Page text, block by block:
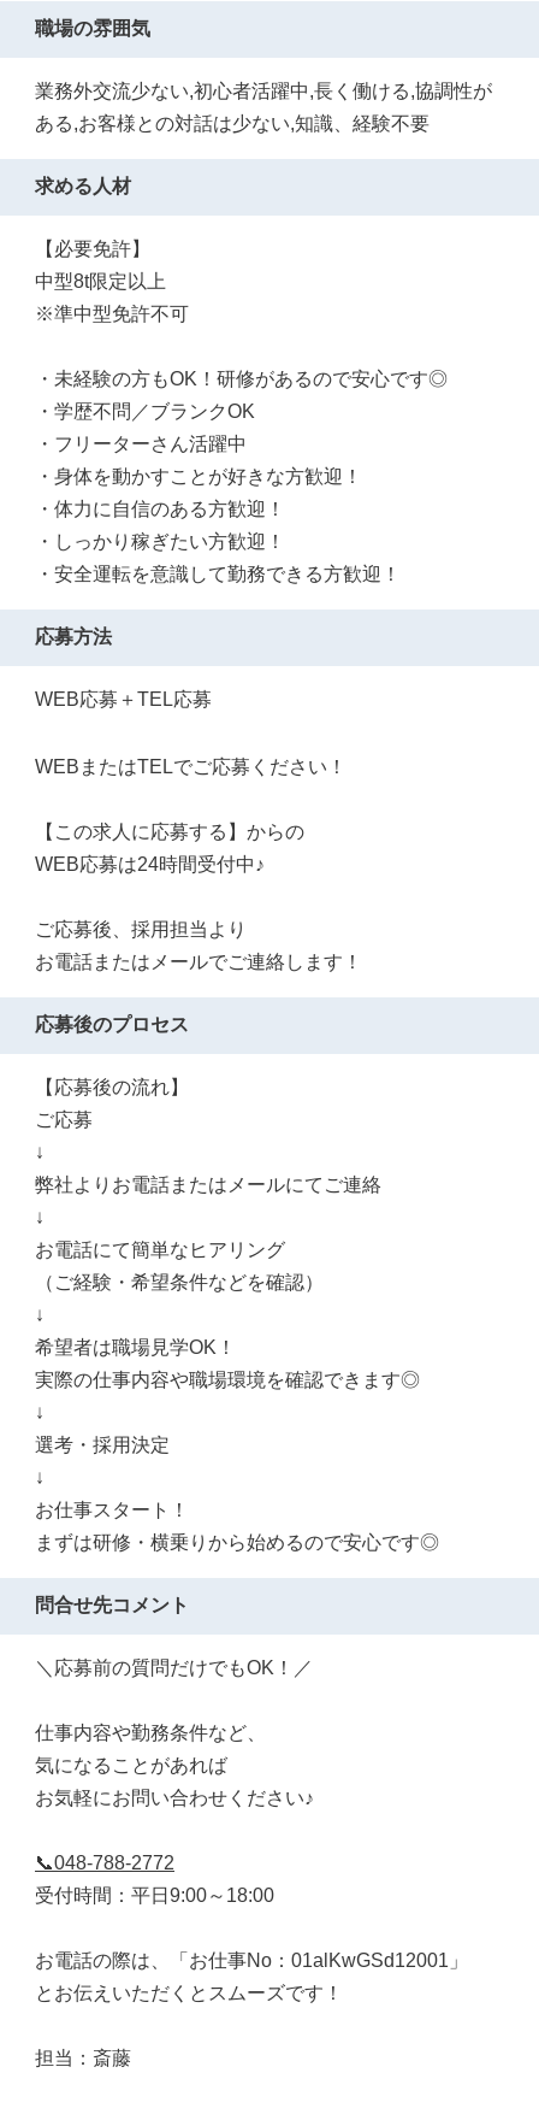
職場の雰囲気
業務外交流少ない,初心者活躍中,長く働ける,協調性が
ある,お客様との対話は少ない,知識、経験不要
求める人材
【必要免許】
中型8t限定以上
※準中型免許不可
・未経験の方もOK！研修があるので安心です◎
・学歴不問／ブランクOK
・フリーターさん活躍中
・身体を動かすことが好きな方歓迎！
・体力に自信のある方歓迎！
・しっかり稼ぎたい方歓迎！
・安全運転を意識して勤務できる方歓迎！
応募方法
WEB応募＋TEL応募
WEBまたはTELでご応募ください！
【この求人に応募する】からの
WEB応募は24時間受付中♪
ご応募後、採用担当より
お電話またはメールでご連絡します！
応募後のプロセス
【応募後の流れ】
ご応募
↓
弊社よりお電話またはメールにてご連絡
↓
お電話にて簡単なヒアリング
（ご経験・希望条件などを確認）
↓
希望者は職場見学OK！
実際の仕事内容や職場環境を確認できます◎
↓
選考・採用決定
↓
お仕事スタート！
まずは研修・横乗りから始めるので安心です◎
問合せ先コメント
＼応募前の質問だけでもOK！／
仕事内容や勤務条件など、
気になることがあれば
お気軽にお問い合わせください♪
📞048-788-2772
受付時間：平日9:00～18:00
お電話の際は、「お仕事No：01alKwGSd12001」
とお伝えいただくとスムーズです！
担当：斎藤